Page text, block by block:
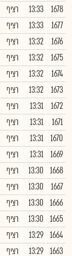
1678
13:33 רציף
1677
13:33 רציף
1676
13:32 רציף
1675
13:32 רציף
1674
13:32 רציף
1673
13:32 רציף
1672
13:31 רציף
1671
13:31 רציף
1670
13:31 רציף
1669
13:31 רציף
1668
13:30 רציף
1667
13:30 רציף
1666
13:30 רציף
1665
13:30 רציף
1664
13:29 רציף
1663
13:29 רציף